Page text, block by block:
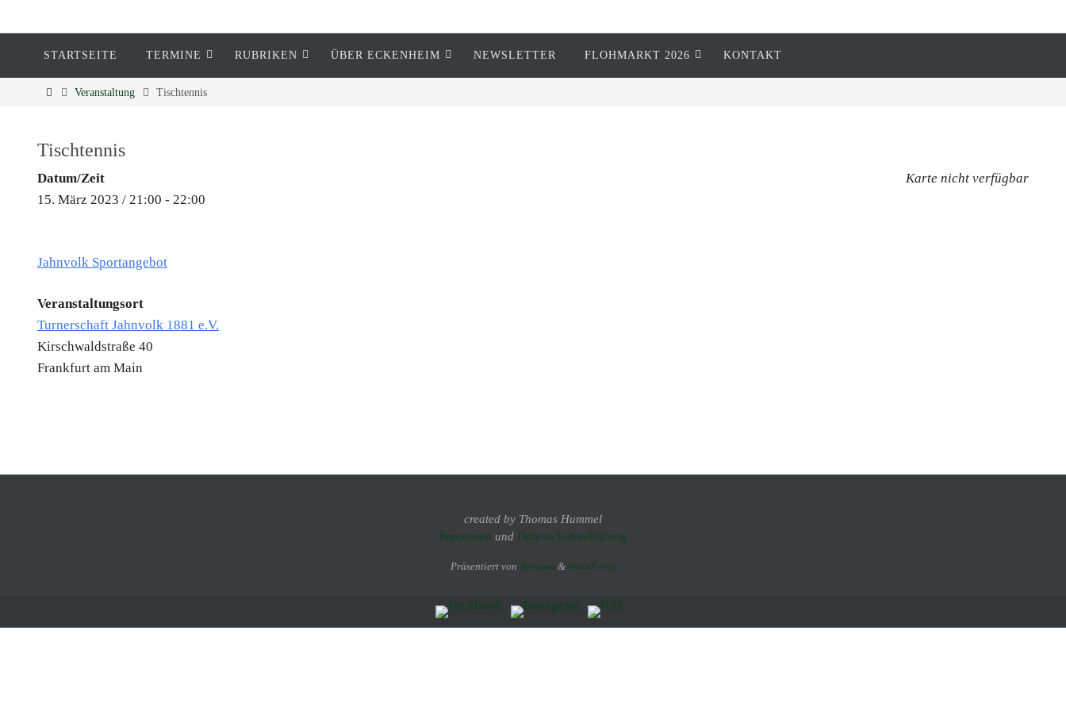
Eckenheim
STARTSEITE TERMINE RUBRIKEN ÜBER ECKENHEIM NEWSLETTER FLOHMARKT 2026 KONTAKT
Veranstaltung Tischtennis
Tischtennis
Karte nicht verfügbar
Datum/Zeit
15. März 2023 / 21:00 - 22:00
Jahnvolk Sportangebot
Veranstaltungsort
Turnerschaft Jahnvolk 1881 e.V.
Kirschwaldstraße 40
Frankfurt am Main
created by Thomas Hummel
Impressum und Datenschutzerklärung
Präsentiert von Nirvana & WordPress.